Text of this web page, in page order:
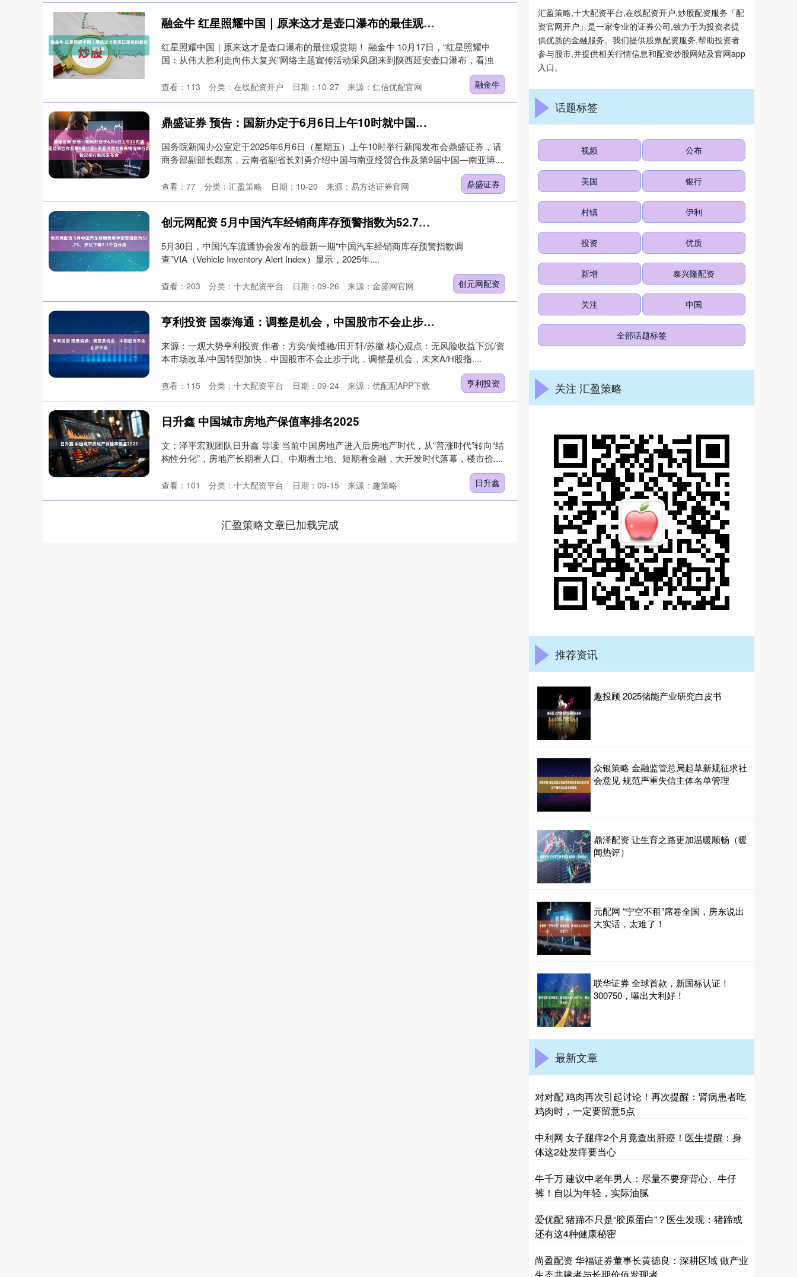
融金牛 红星照耀中国｜原来这才是壶口瀑布的最佳观赏期！
红星照耀中国｜原来这才是壶口瀑布的最佳观赏期！ 融金牛 10月17日，“红星照耀中
国：从伟大胜利走向伟大复兴”网络主题宣传活动采风团来到陕西延安壶口瀑布，看浊
融金牛
日期：10-27 来源：仁信优配官网
查看： 113 分类： 在线配资开户
鼎盛证券 预告：国新办定于6月6日上午10时就中国与南亚经贸合作及第9届中国—南亚博览会有关情况举行新闻发布会
国务院新闻办公室定于2025年6月6日（星期五）上午10时举行新闻发布会鼎盛证券，请
商务部副部长鄢东，云南省副省长刘勇介绍中国与南亚经贸合作及第9届中国—南亚博....
鼎盛证券
日期：10-20 来源：易方达证券官网
查看： 77 分类： 汇盈策略
创元网配资 5月中国汽车经销商库存预警指数为52.7%，环比下降7.1个百分点
5月30日，中国汽车流通协会发布的最新一期“中国汽车经销商库存预警指数调
查”VIA（Vehicle Inventory Alert Index）显示，2025年....
创元网配资
日期：09-26 来源：金盛网官网
查看： 203 分类： 十大配资平台
亨利投资 国泰海通：调整是机会，中国股市不会止步于此
来源：一观大势亨利投资 作者：方奕/黄维驰/田开轩/苏徽 核心观点：无风险收益下沉/资
本市场改革/中国转型加快，中国股市不会止步于此，调整是机会，未来A/H股指....
亨利投资
日期：09-24 来源：优配配APP下载
查看： 115 分类： 十大配资平台
日升鑫 中国城市房地产保值率排名2025
文：泽平宏观团队日升鑫 导读 当前中国房地产进入后房地产时代，从“普涨时代”转向“结
构性分化”，房地产长期看人口、中期看土地、短期看金融，大开发时代落幕，楼市价....
日升鑫
日期：09-15 来源：趣策略
查看： 101 分类： 十大配资平台
汇盈策略文章已加载完成
汇盈策略,十大配资平台,在线配资开户,炒股配资服务「配
资官网开户」是一家专业的证券公司,致力于为投资者提
供优质的金融服务。我们提供股票配资服务,帮助投资者
参与股市,并提供相关行情信息和配资炒股网站及官网app
入口。
话题标签
视频 公布
美国 银行
村镇 伊利
投资 优质
新增 泰兴隆配资
关注 中国
全部话题标签
关注 汇盈策略
推荐资讯
趣投顾 2025储能产业研究白皮书
众银策略 金融监管总局起草新规征求社
会意见 规范严重失信主体名单管理
鼎泽配资 让生育之路更加温暖顺畅（暖
闻热评）
元配网 “宁空不租”席卷全国，房东说出
大实话，太难了！
联华证券 全球首款，新国标认证！
300750，曝出大利好！
最新文章
对对配 鸡肉再次引起讨论！再次提醒：肾病患者吃
鸡肉时，一定要留意5点
中利网 女子腿痒2个月竟查出肝癌！医生提醒：身
体这2处发痒要当心
牛千万 建议中老年男人：尽量不要穿背心、牛仔
裤！自以为年轻，实际油腻
爱优配 猪蹄不只是“胶原蛋白”？医生发现：猪蹄或
还有这4种健康秘密
尚盈配资 华福证券董事长黄德良：深耕区域 做产业